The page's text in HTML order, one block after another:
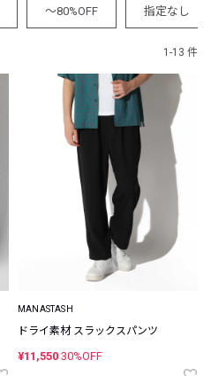
～80%OFF 指定なし
1-13 件
MANASTASH
ドライ素材 スラックスパンツ
¥11,550 30%OFF